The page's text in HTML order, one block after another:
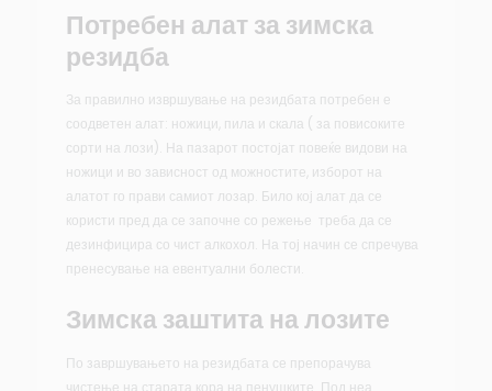
Потребен алат за зимска
резидба
За правилно извршување на резидбата потребен е
соодветен алат: ножици, пила и скала ( за повисоките
сорти на лози). На пазарот постојат повеќе видови на
ножици и во зависност од можностите, изборот на
алатот го прави самиот лозар. Било кој алат да се
користи пред да се започне со режење треба да се
дезинфицира со чист алкохол. На тој начин се спречува
пренесување на евентуални болести.
Зимска заштита на лозите
По завршувањето на резидбата се препорачува
чистење на старата кора на пенушките. Под неа